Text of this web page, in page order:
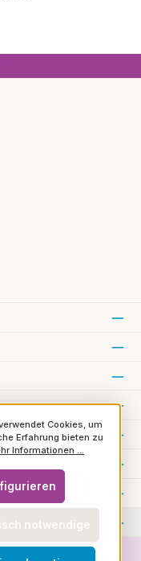
Versand in die Schweiz
Cookies, um
Erfahrung bieten zu
Informationen ...
notwendige